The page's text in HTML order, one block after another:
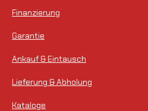
Finanzierung
Garantie
Ankauf & Eintausch
Lieferung & Abholung
Kataloge